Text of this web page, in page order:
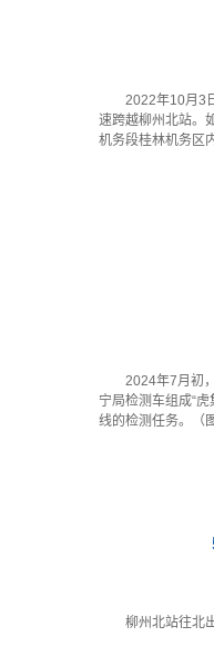
2022年10月3
速跨越柳州北站。
机务段桂林机务区
2024年7月初
宁局检测车组成“
线的检测任务。（
柳州北站往北